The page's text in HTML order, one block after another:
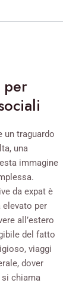
per
un traguardo
una
immagine
da expat è
elevato per
all’estero
del fatto
viaggi
dover
si chiama